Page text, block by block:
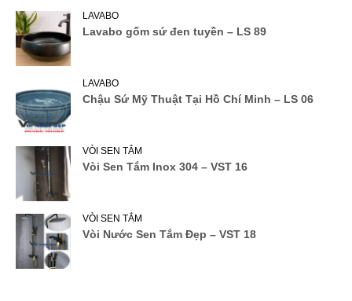
LAVABO
Lavabo gốm sứ đen tuyền – LS 89
LAVABO
Chậu Sứ Mỹ Thuật Tại Hồ Chí Minh – LS 06
VÒI SEN TẮM
Vòi Sen Tắm Inox 304 – VST 16
VÒI SEN TẮM
Vòi Nước Sen Tắm Đẹp – VST 18